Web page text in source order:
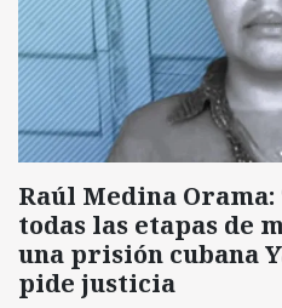
Raúl Medina Orama:
todas las etapas de
una prisión cubana
pide justicia